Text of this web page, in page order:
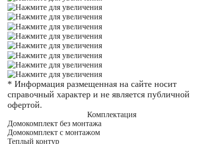
* Информация размещенная на сайте носит
справочный характер и не является публичной
офертой.
Комплектация
Домокомплект без монтажа
Домокомплект с монтажом
Теплый контур